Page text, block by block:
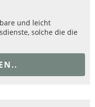
und leicht
solche die die